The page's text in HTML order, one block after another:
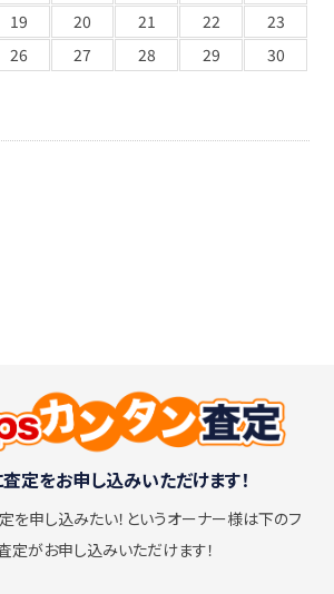
19 20 21 22
23
26 27 28 29
30
定をお申し込みいただけます！
を申し込みたい！ というオーナー様は下のフ
定がお申し込みいただけます！